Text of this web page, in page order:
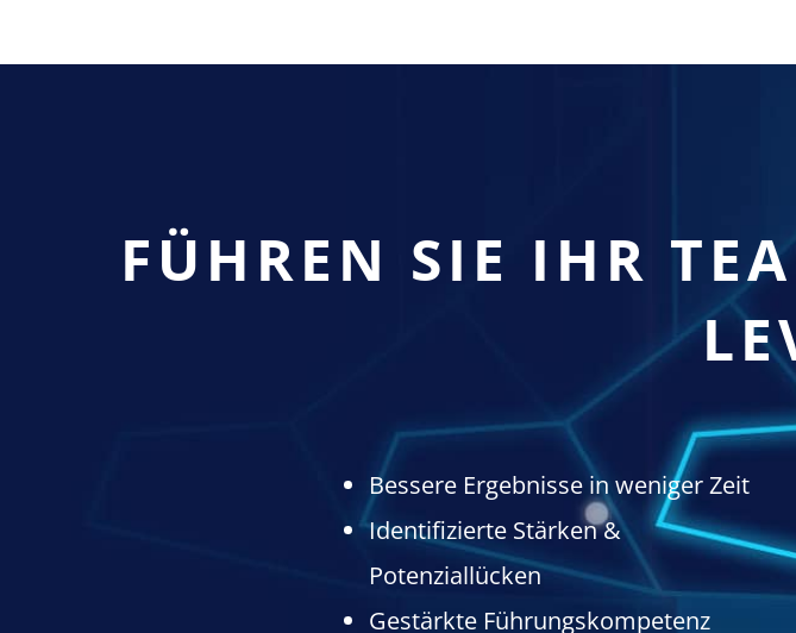
FÜHREN SIE IHR
Bessere Ergebnisse in weniger Zeit
Identifizierte Stärken &
Potenziallücken
Gestärkte Führungskompetenz